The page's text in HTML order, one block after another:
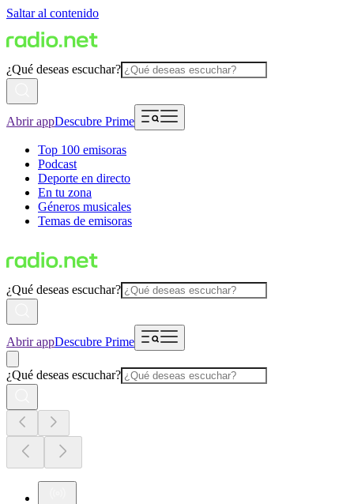
Saltar al contenido
¿Qué deseas escuchar?
Abrir appDescubre Prime
Top 100 emisoras
Podcast
Deporte en directo
En tu zona
Géneros musicales
Temas de emisoras
¿Qué deseas escuchar?
Abrir appDescubre Prime
¿Qué deseas escuchar?